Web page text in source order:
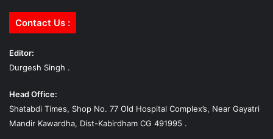
Contact Us :
Editor:
Durgesh Singh .
Head Office:
Shatabdi Times, Shop No. 77 Old Hospital Complex’s, Near Gayatri
Mandir Kawardha, Dist-Kabirdham CG 491995 .